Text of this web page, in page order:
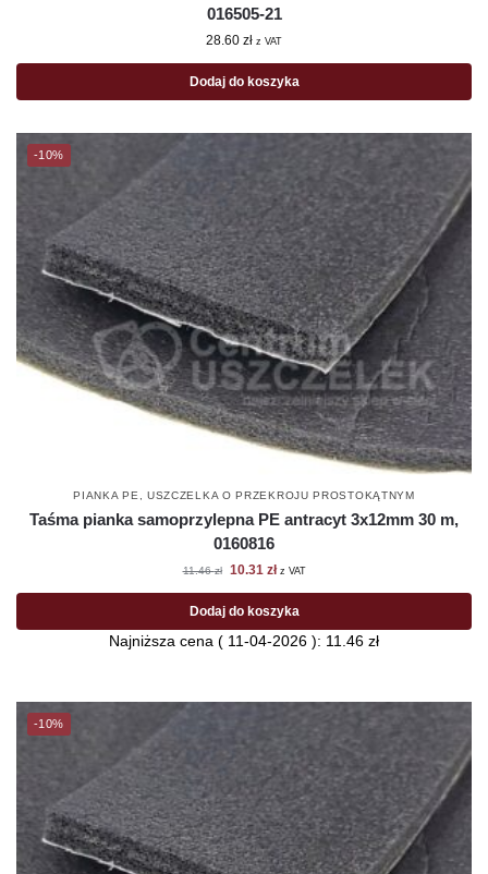
016505-21
28.60 zł z VAT
Dodaj do koszyka
-10%
PIANKA PE USZCZELKA O PRZEKROJU PROSTOKĄTNYM
Taśma pianka samoprzylepna PE antracyt 3x12mm 30 m,
0160816
11.46zł 10.31 zł z VAT
Dodaj do koszyka
Najniższa cena ( 11-04-2026 ): 11.46 zł
-10%